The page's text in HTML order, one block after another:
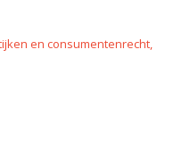
en consumentenrecht,